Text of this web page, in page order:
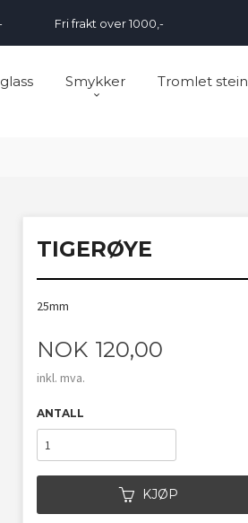
Fri frakt over 1000,-
Smykker Tromlet stein
TIGERØYE
25mm
Pris
NOK 120,00
inkl. mva.
ANTALL
KJØP